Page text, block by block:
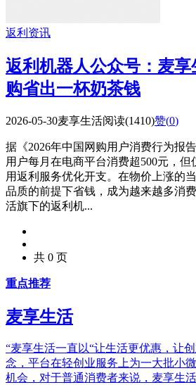
返利资讯
返利机器人公众号：麦享
购省出一杯奶茶钱
2026-05-30麦享生活阅读(1410)赞(0)
据《2026年中国网购用户消费行为报
用户每月在电商平台消费超500元，但
用返利服务优化开支。在物价上涨的
品质的前提下省钱，成为越来越多消
活旗下的返利机...
共 0 页
重点推荐
麦享生活
“麦享生活一直以“让生活更优惠，让
念，平台在轻创业服务上为一大批小
机会，对于普通消费者来说，麦享生